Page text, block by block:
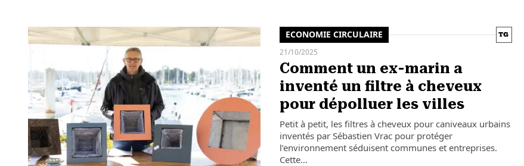
ECONOMIE CIRCULAIRE
21/10/2025
Comment un ex-marin a
inventé un filtre à cheveux
pour dépolluer les villes
Petit à petit, les filtres à cheveux pour caniveaux urbains
inventés par Sébastien Vrac pour protéger
l’environnement séduisent communes et entreprises.
Cette…